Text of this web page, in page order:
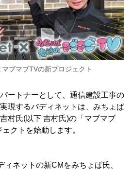
ブマブTVの新プロジェクト
ートナーとして、通信建設工事の
現するバディネットは、みちょぱ
村氏(以下 吉村氏)の「マブマブ
クトを始動します。
ネットの新CMをみちょぱ氏、